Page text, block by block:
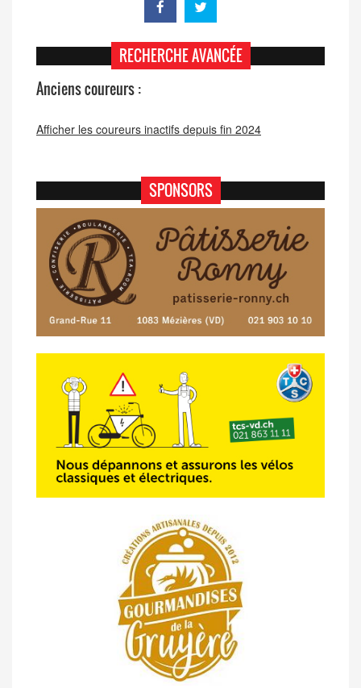
RECHERCHE AVANCÉE
Anciens coureurs :
Afficher les coureurs inactifs depuis fin 2024
SPONSORS